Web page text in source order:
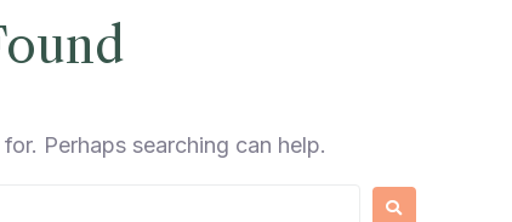
Perhaps searching can help.